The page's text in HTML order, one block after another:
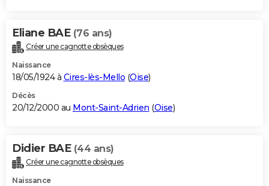
Eliane BAE (76 ans)
Créer une cagnotte obsèques
Naissance
18/05/1924 à Cires-lès-Mello (Oise)
Décès
20/12/2000 au Mont-Saint-Adrien (Oise)
Didier BAE (44 ans)
Créer une cagnotte obsèques
Naissance